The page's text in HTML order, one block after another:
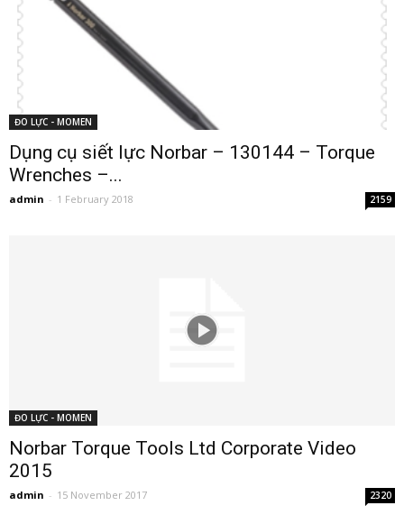
ĐO LỰC - MOMEN
Dụng cụ siết lực Norbar – 130144 – Torque
Wrenches –...
admin - 1 February 2018 2159
ĐO LỰC - MOMEN
Norbar Torque Tools Ltd Corporate Video
2015
admin - 15 November 2017 2320